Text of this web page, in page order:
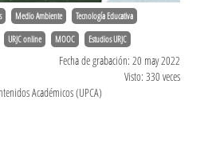
Medio Ambiente Tecnología Educativa
URJC online MOOC Estudios URJC
Fecha de grabación: 20 may 2022
Visto: 330 veces
Académicos (UPCA)